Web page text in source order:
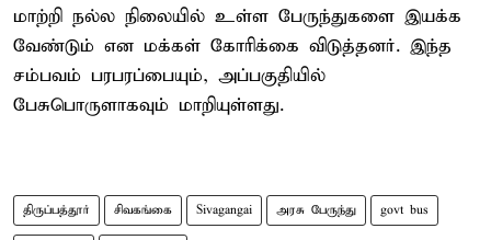
மாற்றி நல்ல நிலையில் உள்ள பேருந்துகளை இயக்க
வேண்டும் என மக்கள் கோரிக்கை விடுத்தனர். இந்த
சம்பவம் பரபரப்பையும், அப்பகுதியில்
பேசுபொருளாகவும் மாறியுள்ளது.
திருப்பத்தூர் சிவகங்கை Sivagangai அரசு பேருந்து govt bus